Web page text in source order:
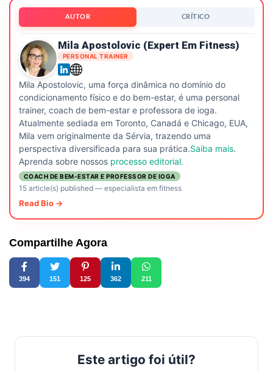
AUTOR CRÍTICO
Mila Apostolovic (expert Em Fitness)
PERSONAL TRAINER
Mila Apostolovic, uma força dinâmica no domínio do
condicionamento físico e do bem-estar, é uma personal
trainer, coach de bem-estar e professora de ioga.
Atualmente sediada em Toronto, Canadá e Chicago, EUA,
Mila vem originalmente da Sérvia, trazendo uma
perspectiva diversificada para sua prática.Saiba mais.
Aprenda sobre nossos processo editorial.
COACH DE BEM-ESTAR E PROFESSOR DE IOGA
15 article(s) published— especialista em fitness
Read Bio →
Compartilhe Agora
394 151 125 362 211
Este artigo foi útil?